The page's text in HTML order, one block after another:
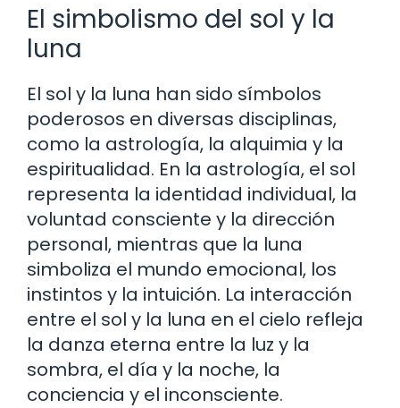
El simbolismo del sol y la
luna
El sol y la luna han sido símbolos
poderosos en diversas disciplinas,
como la astrología, la alquimia y la
espiritualidad. En la astrología, el sol
representa la identidad individual, la
voluntad consciente y la dirección
personal, mientras que la luna
simboliza el mundo emocional, los
instintos y la intuición. La interacción
entre el sol y la luna en el cielo refleja
la danza eterna entre la luz y la
sombra, el día y la noche, la
conciencia y el inconsciente.